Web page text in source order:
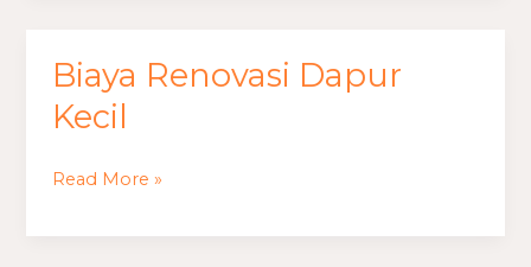
Biaya Renovasi Dapur
Kecil
Biaya
Renovasi
Dapur
Read More »